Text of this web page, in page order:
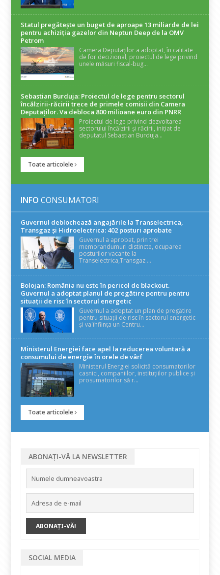
Statul pregătește un buget de aproape 13 miliarde de lei
pentru achiziția gazelor din Neptun Deep de la OMV
Petrom
Camera Deputaților a adoptat, în calitate
de for decizional, proiectul de lege privind
unele măsuri fiscal-bug...
Sebastian Burduja: Proiectul de lege pentru sectorul
încălzirii-răcirii trece de primele comisii din Camera
Deputaților. Va debloca 800 milioane euro din PNRR
Proiectul de lege privind dezvoltarea
sectorului încălzirii și răcirii, inițiat de
deputatul Sebastian Burduja...
Toate articolele
INFO CONSUMATORI
Guvernul deblochează angajările la Transelectrica,
Transgaz și Hidroelectrica: 402 posturi aprobate
Guvernul a aprobat, prin trei
memorandumuri distincte, ocuparea
posturilor vacante la
Transelectrica,Transgaz ...
Bolojan: România nu este în pericol de blackout.
Guvernul a adoptat planul de pregătire pentru pentru
situații de risc în sectorul energetic
Guvernul a adoptat un plan de pregătire
pentru situații de risc în sectorul energetic
și va înființa un Centru...
Ministerul Energiei face apel la reducerea voluntară a
consumului de energie în orele de vârf
Ministerul Energiei solicită consumatorilor
casnici, companiilor, instituțiilor publice și
prosumatorilor să r...
Toate articolele
ABONAȚI-VĂ LA NEWSLETTER
SOCIAL MEDIA